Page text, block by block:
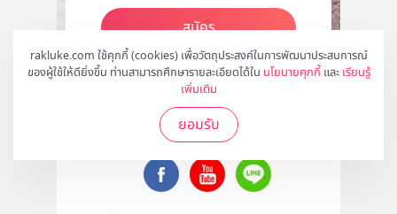
rakluke.com ใช้คุกกี้ (cookies) เพื่อวัตถุประสงค์ในการพัฒนาประสบการณ์
ของผู้ใช้ให้ดียิ่งขึ้น ท่านสามารถศึกษารายละเอียดได้ใน นโยบายคุกกี้ และ เรียนรู้
เพิ่มเติม
ยอมรับ
สมัคร
ติดตามเราได้ที่